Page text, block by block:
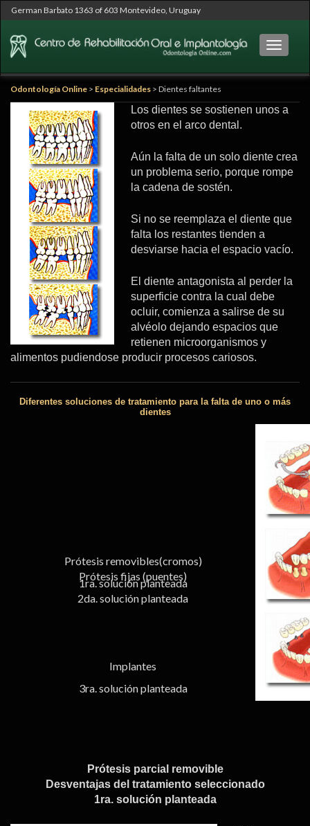
German Barbato 1363 of 603 Montevideo, Uruguay
Odontología Online > Especialidades > Dientes faltantes
Los dientes se sostienen unos a
otros en el arco dental.
Aún la falta de un solo diente crea
un problema serio, porque rompe
la cadena de sostén.
Si no se reemplaza el diente que
falta los restantes tienden a
desviarse hacia el espacio vacío.
El diente antagonista al perder la
superficie contra la cual debe
ocluir, comienza a salirse de su
alvéolo dejando espacios que
retienen microorganismos y
alimentos pudiendose producir procesos cariosos.
Diferentes soluciones de tratamiento para la falta de uno o más
dientes
Prótesis removibles(cromos)
1ra. solución planteada
Prótesis fijas (puentes)
2da. solución planteada
Implantes
3ra. solución planteada
Prótesis parcial removible
Desventajas del tratamiento seleccionado
1ra. solución planteada